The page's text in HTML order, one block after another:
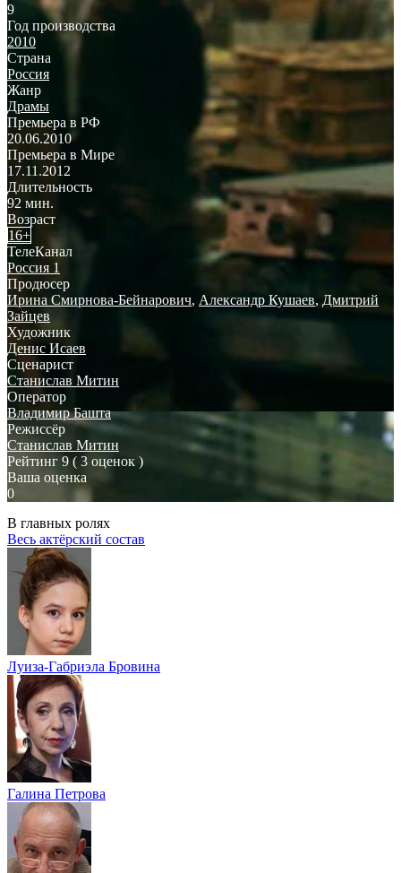
9
Год производства
2010
Страна
Россия
Жанр
Драмы
Премьера в РФ
20.06.2010
Премьера в Мире
17.11.2012
Длительность
92 мин.
Возраст
16+
ТелеКанал
Россия 1
Продюсер
Ирина Смирнова-Бейнарович, Александр Кушаев, Дмитрий
Зайцев
Художник
Денис Исаев
Сценарист
Станислав Митин
Оператор
Владимир Башта
Режиссёр
Станислав Митин
Рейтинг 9 ( 3 оценок )
Ваша оценка
0
В главных ролях
Весь актёрский состав
Луиза-Габриэла Бровина
Галина Петрова